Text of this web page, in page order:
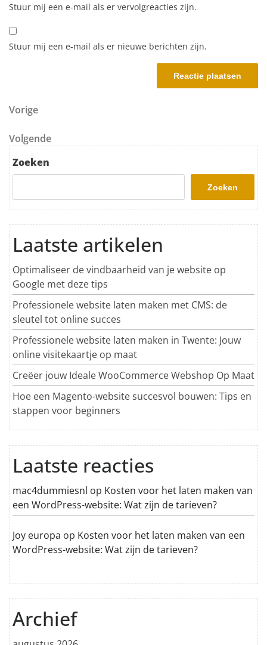
Stuur mij een e-mail als er vervolgreacties zijn.
Stuur mij een e-mail als er nieuwe berichten zijn.
Berichtnavigatie
Vorig bericht
Vorige
Volgend bericht
Volgende
Zoeken
Zoeken
Laatste artikelen
Optimaliseer de vindbaarheid van je website op
Google met deze tips
Professionele website laten maken met CMS: de
sleutel tot online succes
Professionele website laten maken in Twente: Jouw
online visitekaartje op maat
Creëer jouw Ideale WooCommerce Webshop Op Maat
Hoe een Magento-website succesvol bouwen: Tips en
stappen voor beginners
Laatste reacties
mac4dummiesnl op Kosten voor het laten maken van
een WordPress-website: Wat zijn de tarieven?
Joy europa op Kosten voor het laten maken van een
WordPress-website: Wat zijn de tarieven?
Archief